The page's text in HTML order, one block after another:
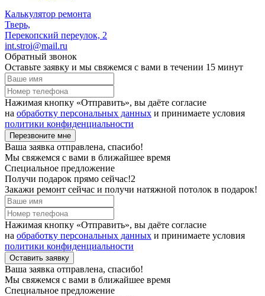
Калькулятор ремонта
Тверь,
Перекопский переулок, 2
int.stroi@mail.ru
Обратный звонок
Оставьте заявку и мы свяжемся с вами в течении 15 минут
Нажимая кнопку «Отправить», вы даёте согласие
на обработку персональных данных и принимаете условия
политики конфиденциальности
Перезвоните мне
Ваша заявка отправлена, спасибо!
Мы свяжемся с вами в ближайшее время
Специальное предложение
Получи подарок прямо сейчас!2
Закажи ремонт сейчас и получи натяжной потолок в подарок!
Нажимая кнопку «Отправить», вы даёте согласие
на обработку персональных данных и принимаете условия
политики конфиденциальности
Оставить заявку
Ваша заявка отправлена, спасибо!
Мы свяжемся с вами в ближайшее время
Специальное предложение